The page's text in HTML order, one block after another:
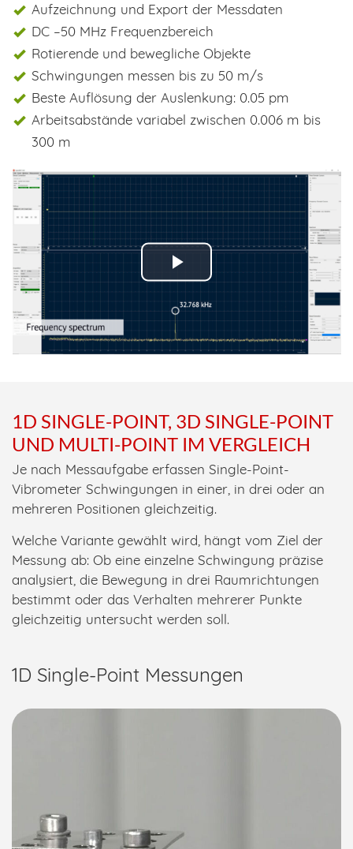
Aufzeichnung und Export der Messdaten
DC –50 MHz Frequenzbereich
Rotierende und bewegliche Objekte
Schwingungen messen bis zu 50 m/s
Beste Auflösung der Auslenkung: 0.05 pm
Arbeitsabstände variabel zwischen 0.006 m bis
300 m
Video
abspielen
1D SINGLE-POINT, 3D SINGLE-POINT
UND MULTI-POINT IM VERGLEICH
Je nach Messaufgabe erfassen Single-Point-
Vibrometer Schwingungen in einer, in drei oder an
mehreren Positionen gleichzeitig.
Welche Variante gewählt wird, hängt vom Ziel der
Messung ab: Ob eine einzelne Schwingung präzise
analysiert, die Bewegung in drei Raumrichtungen
bestimmt oder das Verhalten mehrerer Punkte
gleichzeitig untersucht werden soll.
1D Single-Point Messungen